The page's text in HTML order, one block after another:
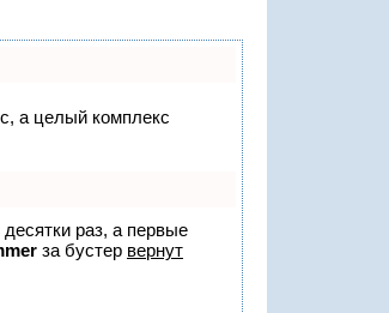
а целый комплекс
раз, а первые
за бустер вернут